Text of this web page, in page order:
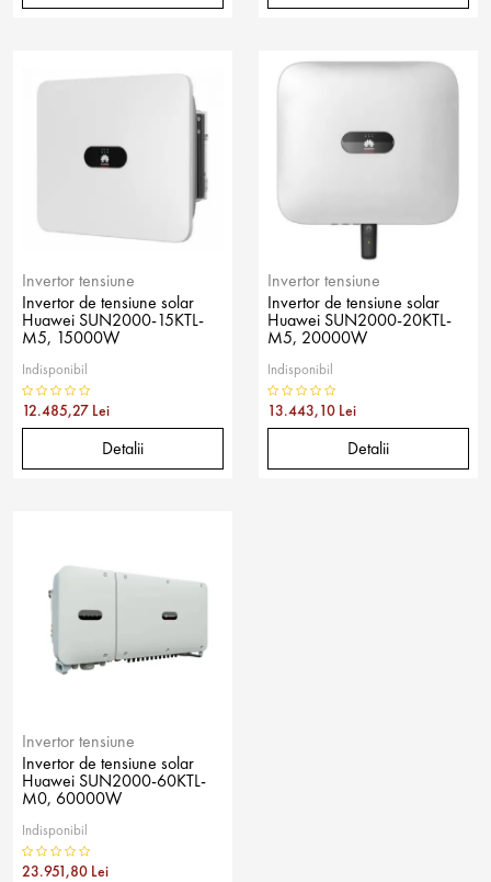
Invertor tensiune
Invertor de tensiune solar
Huawei SUN2000-15KTL-
M5, 15000W
Indisponibil
12.485,27 Lei
Detalii
Invertor tensiune
Invertor de tensiune solar
Huawei SUN2000-20KTL-
M5, 20000W
Indisponibil
13.443,10 Lei
Detalii
Invertor tensiune
Invertor de tensiune solar
Huawei SUN2000-60KTL-
M0, 60000W
Indisponibil
23.951,80 Lei